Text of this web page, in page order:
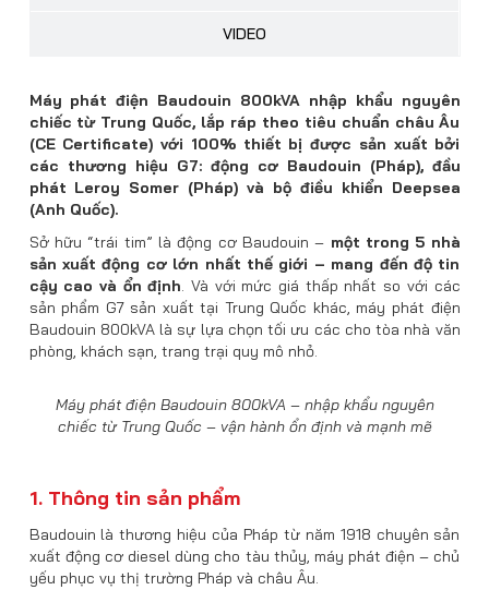
VIDEO
Máy phát điện Baudouin 800kVA nhập khẩu nguyên
chiếc từ Trung Quốc, lắp ráp theo tiêu chuẩn châu Âu
(CE Certificate) với 100% thiết bị được sản xuất bởi
các thương hiệu G7: động cơ Baudouin (Pháp), đầu
phát Leroy Somer (Pháp) và bộ điều khiển Deepsea
(Anh Quốc).
Sở hữu “trái tim” là động cơ Baudouin – một trong 5 nhà
sản xuất động cơ lớn nhất thế giới – mang đến độ tin
cậy cao và ổn định. Và với mức giá thấp nhất so với các
sản phẩm G7 sản xuất tại Trung Quốc khác, máy phát điện
Baudouin 800kVA là sự lựa chọn tối ưu các cho tòa nhà văn
phòng, khách sạn, trang trại quy mô nhỏ.
Máy phát điện Baudouin 800kVA – nhập khẩu nguyên
chiếc từ Trung Quốc – vận hành ổn định và mạnh mẽ
1. Thông tin sản phẩm
Baudouin là thương hiệu của Pháp từ năm 1918 chuyên sản
xuất động cơ diesel dùng cho tàu thủy, máy phát điện – chủ
yếu phục vụ thị trường Pháp và châu Âu.